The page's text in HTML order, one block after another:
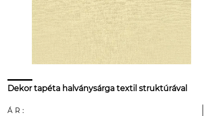
Dekor tapéta halványsárga textil struktúrával
ÁR: